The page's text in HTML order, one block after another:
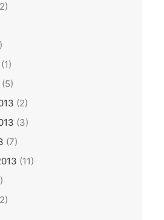
(1)
(5)
(2)
(3)
(7)
(11)